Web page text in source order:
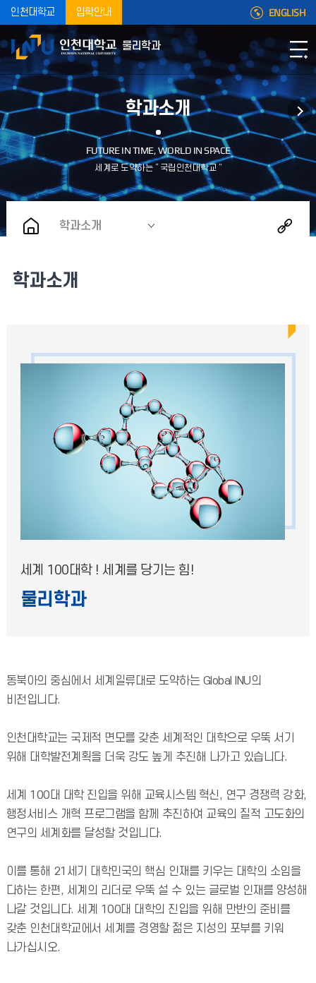
인천대학교 입학안내 ENGLISH
물리학과
학과소개
학과소개
학과소개
세계 100대학 ! 세계를 당기는 힘!
물리학과
동북아의 중심에서 세계일류대로 도약하는 Global INU의
비전입니다.
인천대학교는 국제적 면모를 갖춘 세계적인 대학으로 우뚝 서기
위해 대학발전계획을 더욱 강도 높게 추진해 나가고 있습니다.
세계 100대 대학 진입을 위해 교육시스템 혁신, 연구 경쟁력 강화,
행정서비스 개혁 프로그램을 함께 추진하여 교육의 질적 고도화의
연구의 세계화를 달성할 것입니다.
이를 통해 21세기 대학민국의 핵심 인재를 키우는 대학의 소임을
다하는 한편, 세계의 리더로 우뚝 설 수 있는 글로벌 인재를 양성해
나갈 것입니다. 세계 100대 대학의 진입을 위해 만반의 준비를
갖춘 인천대학교에서 세계를 경영할 젊은 지성의 포부를 키워
나가십시오.